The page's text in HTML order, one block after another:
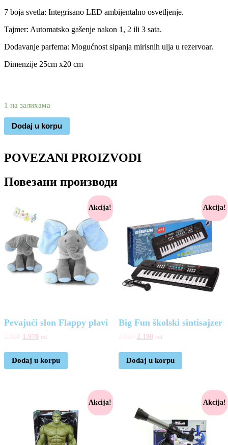
7 boja svetla: Integrisano LED ambijentalno osvetljenje.
Tajmer: Automatsko gašenje nakon 1, 2 ili 3 sata.
Dodavanje parfema: Mogućnost sipanja mirisnih ulja u rezervoar.
Dimenzije 25cm x20 cm
1 на залихама
Dodaj u korpu
POVEZANI PROIZVODI
Повезани производи
Akcija!
Pevajući slon Flappy plavi
1.970 rsd
Dodaj u korpu
Akcija!
Big Fun školski sintisajzer
2.190 rsd
Dodaj u korpu
Akcija! Akcija!